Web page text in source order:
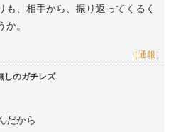
も、相手から、振り返ってくるく
。
［通報］
しのガチレズ
だから